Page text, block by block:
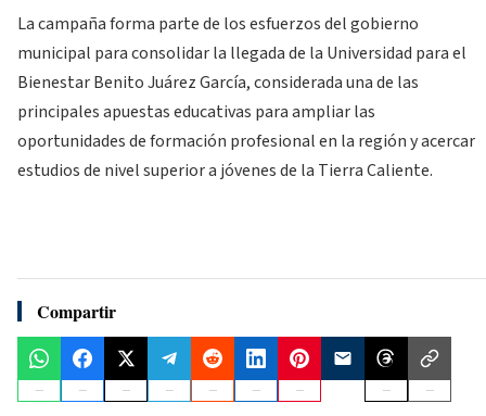
La campaña forma parte de los esfuerzos del gobierno
municipal para consolidar la llegada de la Universidad para el
Bienestar Benito Juárez García, considerada una de las
principales apuestas educativas para ampliar las
oportunidades de formación profesional en la región y acercar
estudios de nivel superior a jóvenes de la Tierra Caliente.
Compartir